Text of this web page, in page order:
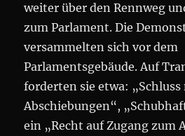
weiter über den Rennweg
zum Parlament. Die
versammelten sich vor dem
Parlamentsgebäude. Auf
forderten sie etwa:
Abschiebungen“,
ein „Recht auf Zugang zum